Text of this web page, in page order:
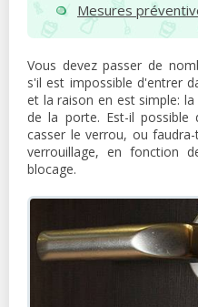
Mesures
Vous devez passer de
s'il est impossible d'entrer
et la raison en est simple:
de la porte. Est-il
casser le verrou, ou
verrouillage, en fonction
blocage.